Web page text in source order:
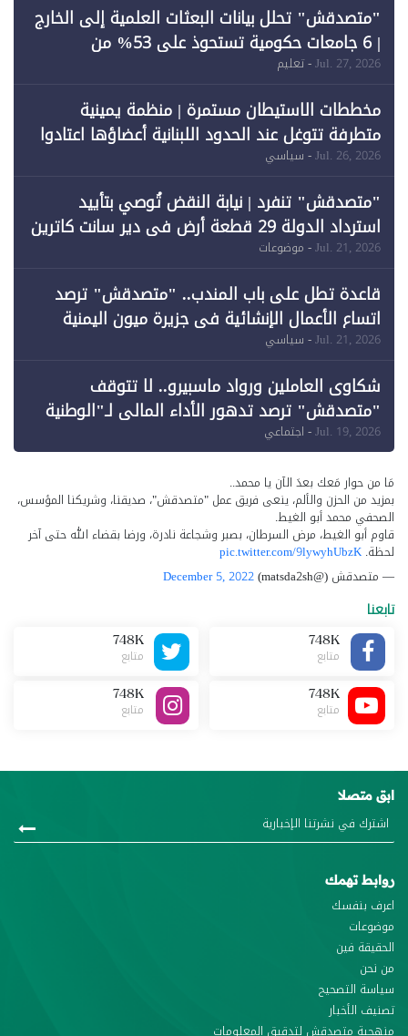
"متصدقش" تحلل بيانات البعثات العلمية إلى الخارج
| 6 جامعات حكومية تستحوذ على 53% من
Jul. 27, 2026- تعليم
مخططات الاستيطان مستمرة | منظمة يمينية
متطرفة تتوغل عند الحدود اللبنانية أعضاؤها اعتادوا
خرق الحدود
Jul. 26, 2026- سياسي
"متصدقش" تنفرد | نيابة النقض تُوصي بتأييد
استرداد الدولة 29 قطعة أرض في دير سانت كاترين
وقبول طعن الحكومة جزئيًا (1)
Jul. 21, 2026- موضوعات
قاعدة تطل على باب المندب.. "متصدقش" ترصد
اتساع الأعمال الإنشائية في جزيرة ميون اليمنية
Jul. 21, 2026- سياسي
شكاوى العاملين ورواد ماسبيرو.. لا تتوقف
"متصدقش" ترصد تدهور الأداء المالي لـ"الوطنية
للإعلام"
Jul. 19, 2026- اجتماعي
مَا من حوار مَعك بعدَ الآن يا محمد..
بمزيد من الحزن والألم، ينعى فريق عمل "متصدقش"، صديقنا، وشريكنا المؤسس،
الصحفي محمد أبو الغيط.
قاوم أبو الغيط، مرض السرطان، بصبر وشجاعة نادرة، ورضا بقضاء الله حتى آخر
لحظة. pic.twitter.com/9lywyhUbzK
— متصدقش (@matsda2sh)
December 5, 2022
تابعنا
748K
متابع
748K
متابع
748K
متابع
748K
متابع
ابق متصلا
روابط تهمك
اعرف بنفسك
موضوعات
الحقيقة فين
من نحن
سياسة التصحيح
تصنيف الأخبار
منهجية متصدقش لتدقيق المعلومات